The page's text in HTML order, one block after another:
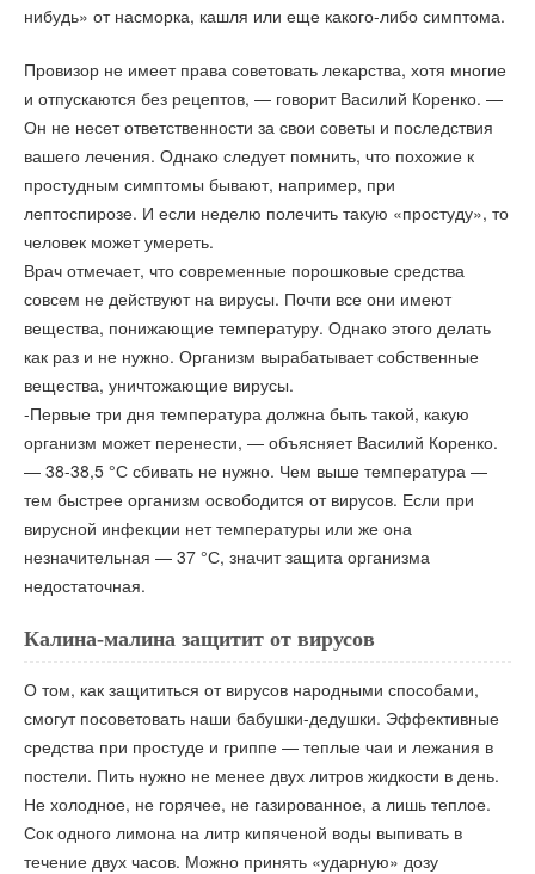
нибудь» от насморка, кашля или еще какого-либо симптома.
Провизор не имеет права советовать лекарства, хотя многие
и отпускаются без рецептов, — говорит Василий Коренко. —
Он не несет ответственности за свои советы и последствия
вашего лечения. Однако следует помнить, что похожие к
простудным симптомы бывают, например, при
лептоспирозе. И если неделю полечить такую «простуду», то
человек может умереть.
Врач отмечает, что современные порошковые средства
совсем не действуют на вирусы. Почти все они имеют
вещества, понижающие температуру. Однако этого делать
как раз и не нужно. Организм вырабатывает собственные
вещества, уничтожающие вирусы.
-Первые три дня температура должна быть такой, какую
организм может перенести, — объясняет Василий Коренко.
— 38-38,5 °С сбивать не нужно. Чем выше температура —
тем быстрее организм освободится от вирусов. Если при
вирусной инфекции нет температуры или же она
незначительная — 37 °С, значит защита организма
недостаточная.
Калина-малина защитит от вирусов
О том, как защититься от вирусов народными способами,
смогут посоветовать наши бабушки-дедушки. Эффективные
средства при простуде и гриппе — теплые чаи и лежания в
постели. Пить нужно не менее двух литров жидкости в день.
Не холодное, не горячее, не газированное, а лишь теплое.
Сок одного лимона на литр кипяченой воды выпивать в
течение двух часов. Можно принять «ударную» дозу